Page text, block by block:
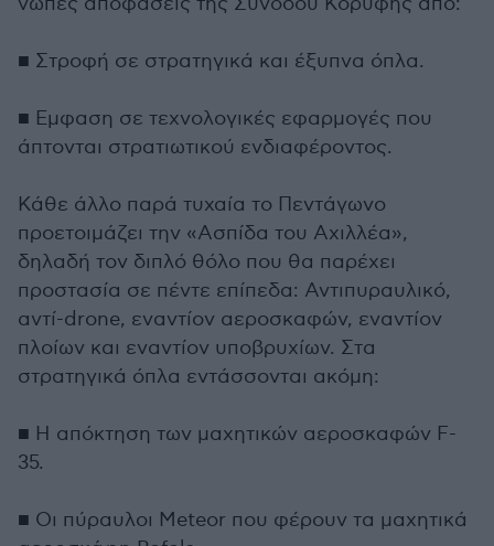
■ Στροφή σε στρατηγικά και έξυπνα όπλα.
■ Εμφαση σε τεχνολογικές εφαρμογές που
άπτονται στρατιωτικού ενδιαφέροντος.
Κάθε άλλο παρά τυχαία το Πεντάγωνο
προετοιμάζει την «Ασπίδα του Αχιλλέα»,
δηλαδή τον διπλό θόλο που θα παρέχει
προστασία σε πέντε επίπεδα: Αντιπυραυλικό,
αντί-drone, εναντίον αεροσκαφών, εναντίον
πλοίων και εναντίον υποβρυχίων. Στα
στρατηγικά όπλα εντάσσονται ακόμη:
■ Η απόκτηση των μαχητικών αεροσκαφών F-
35.
■ Οι πύραυλοι Meteor που φέρουν τα μαχητικά